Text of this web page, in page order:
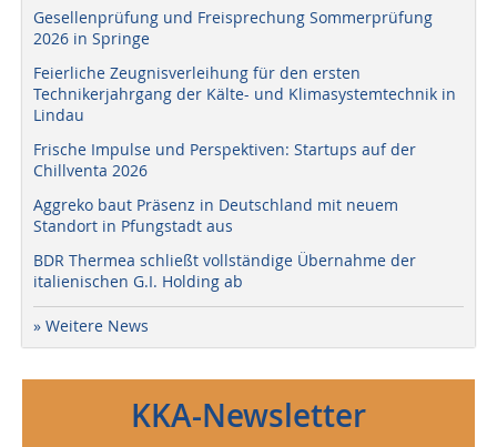
Gesellenprüfung und Freisprechung Sommerprüfung
2026 in Springe
Feierliche Zeugnisverleihung für den ersten
Technikerjahrgang der Kälte- und Klimasystemtechnik in
Lindau
Frische Impulse und Perspektiven: Startups auf der
Chillventa 2026
Aggreko baut Präsenz in Deutschland mit neuem
Standort in Pfungstadt aus
BDR Thermea schließt vollständige Übernahme der
italienischen G.I. Holding ab
» Weitere News
KKA-Newsletter